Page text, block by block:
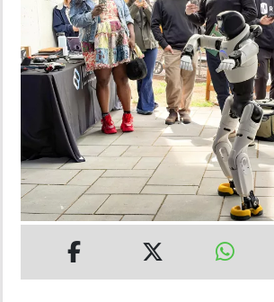
MUNDO
INSÓLITAS
MULTIMEDIA
IMPRESO